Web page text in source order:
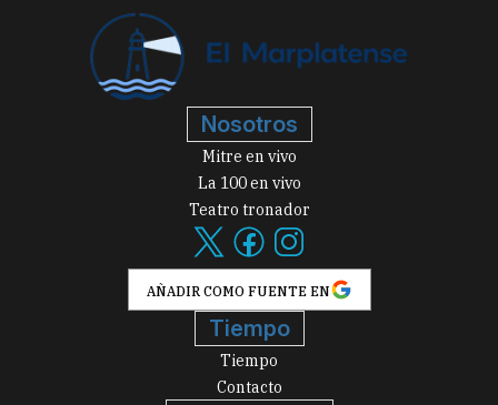
Nosotros
Mitre en vivo
La 100 en vivo
Teatro tronador
AÑADIR COMO FUENTE EN
Tiempo
Tiempo
Contacto